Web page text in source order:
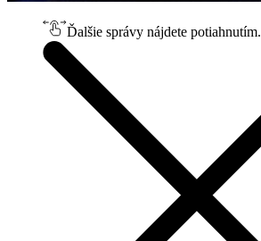
Ďalšie správy nájdete potiahnutím.